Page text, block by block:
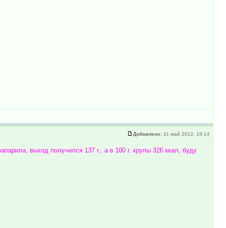
Добавлено: 31 май 2012, 19:14
выход получился 137 г., а в 100 г. крупы 326 ккал, буду